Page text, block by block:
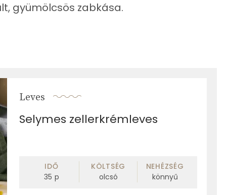
gyümölcsös zabkása.
Leves
Selymes zellerkrémleves
IDŐ
35 p
KÖLTSÉG
olcsó
NEHÉZSÉG
könnyű